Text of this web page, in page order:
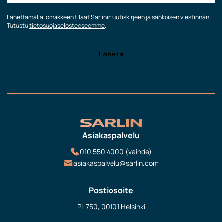
Lähettämällä lomakkeen tilaat Sarlinin uutiskirjeen ja sähköisen viestinnän.
Tutustutietosuojaselosteeseemme.
Asiakaspalvelu
010 550 4000 (vaihde)
asiakaspalvelu@sarlin.com
Postiosoite
PL 750, 00101 Helsinki